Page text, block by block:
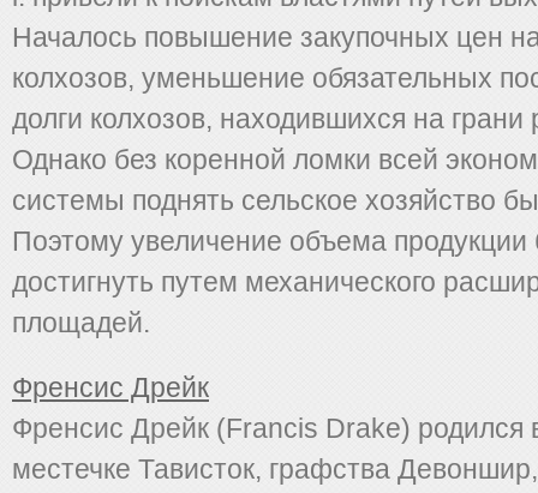
Началось повышение закупочных цен
колхозов, уменьшение обязательных
долги колхозов, находившихся на грани
Однако без коренной ломки всей
системы поднять сельское хозяйство
Поэтому увеличение объема
достигнуть путем механического
площадей.
Френсис Дрейк
Френсис Дрейк (Francis Drake) родился
местечке Тависток, графства